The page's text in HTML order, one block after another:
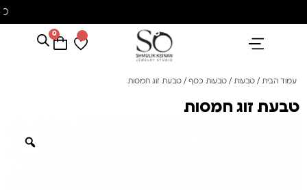
0
עמוד הבית / טבעות / טבעות כסף / טבעת זוג חמסות
טבעת זוג חמסות